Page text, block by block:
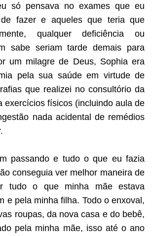
só pensava no exames que eu
fazer e aqueles que teria que
qualquer deficiência ou
sabe seriam tarde demais para
um milagre de Deus, Sophia era
pela sua saúde em virtude de
que realizei no consultório da
exercícios físicos (incluindo aula de
nada acidental de remédios
passando e tudo o que eu fazia
conseguia ver melhor maneira de
tudo o que minha mãe estava
e pela minha filha. Todo o enxoval,
roupas, da nova casa e do bebê,
pela minha mãe, isso até o ano